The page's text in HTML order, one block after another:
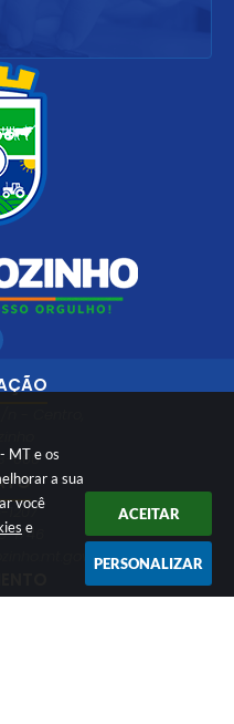
MT e os
a sua
você
e
ACEITAR
PERSONALIZAR
000
1207